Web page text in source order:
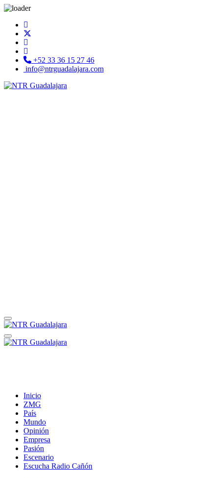
+52 33 36 15 27 46
info@ntrguadalajara.com
Inicio
ZMG
País
Mundo
Opinión
Empresa
Pasión
Escenario
Escucha Radio Cañón